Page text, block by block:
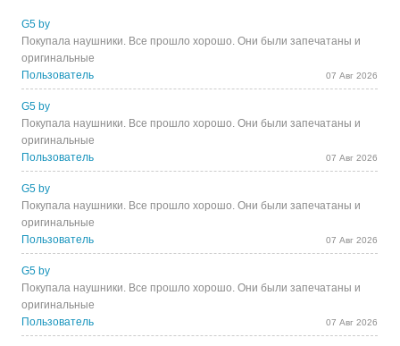
G5 by
Покупала наушники. Все прошло хорошо. Они были запечатаны и
оригинальные
Пользователь
07 Авг 2026
G5 by
Покупала наушники. Все прошло хорошо. Они были запечатаны и
оригинальные
Пользователь
07 Авг 2026
G5 by
Покупала наушники. Все прошло хорошо. Они были запечатаны и
оригинальные
Пользователь
07 Авг 2026
G5 by
Покупала наушники. Все прошло хорошо. Они были запечатаны и
оригинальные
Пользователь
07 Авг 2026